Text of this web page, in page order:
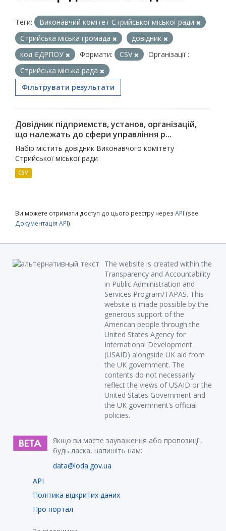
Теги:
Виконавчий комітет Стрийської міської ради
Стрийська міська громада
довідник
код ЄДРПОУ
Формати: CSV
Організації :
Стрийська міська рада
Фільтрувати результати
Довідник підприємств, установ, організацій,
що належать до сфери управління р...
Набір містить довідник Виконавчого комітету
Стрийської міської ради
CSV
Ви можете отримати доступ до цього реєстру через API (see
Документація API).
The website is created within the
Transparency and Accountability
in Public Administration and
Services Program/TAPAS. This
website is made possible by the
generous support of the
American people through the
United States Agency for
International Development
(USAID) alongside UK aid from
the UK government. The
contents do not necessarily
reflect the views of USAID or the
United States Government and
the UK government’s official
policies.
Якщо ви маєте зауваження або пропозиції,
будь ласка, напишіть нам:
data@loda.gov.ua
API
Політика відкритих даних
Про портал